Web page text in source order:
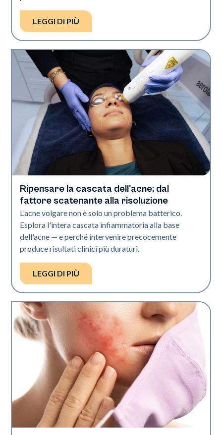
LEGGI DI PIÙ
Salute della pelle
Ripensare la cascata dell'acne: dal
fattore scatenante alla risoluzione
L'acne volgare non è solo un problema batterico.
Esplora l'intera cascata infiammatoria alla base
dell'acne — e perché intervenire precocemente
produce risultati clinici più duraturi.
LEGGI DI PIÙ